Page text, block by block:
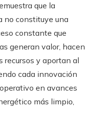
que la
no constituye una
constante que
generan valor, hacen
recursos y aportan al
cada innovación
en avances
más limpio,